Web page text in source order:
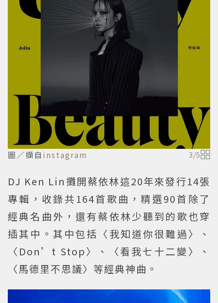
圖／擷自 instagram 3/5
DJ Ken Lin攤開蔡依林這20年來發行14張
專輯，收錄共164首歌曲，精選90首除了
經典名曲外，還有蔡依林少聽到的歌也穿
插其中。其中包括〈我知道你很難過〉、
〈Don’t Stop〉、〈看我七十二變〉、
〈馬德里不思議〉等經典神曲。